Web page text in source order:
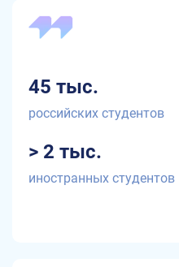
45 тыс.
российских студентов
> 2 тыс.
иностранных студентов